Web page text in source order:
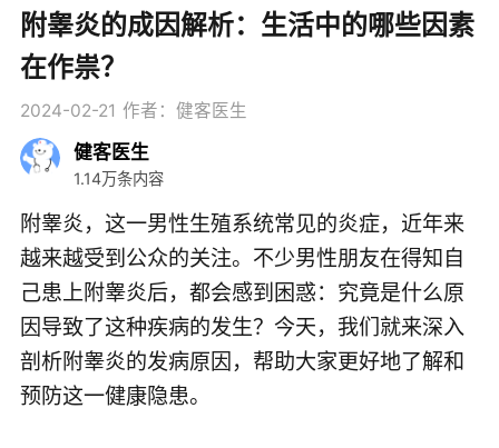
附睾炎的成因解析：生活中的哪些因素
在作祟？
2024-02-21 作者：健客医生
健客医生
1.14万条内容
附睾炎，这一男性生殖系统常见的炎症，近年来
越来越受到公众的关注。不少男性朋友在得知自
己患上附睾炎后，都会感到困惑：究竟是什么原
因导致了这种疾病的发生？今天，我们就来深入
剖析附睾炎的发病原因，帮助大家更好地了解和
预防这一健康隐患。